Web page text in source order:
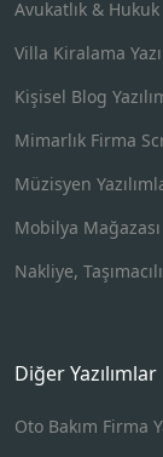
Avukatlık & Hukuk
Villa Kiralama
Kişisel Blog
Mimarlık Firma
Müzisyen
Mobilya Mağazası
Nakliye,
Diğer Yazılımlar
Oto Bakım Firma